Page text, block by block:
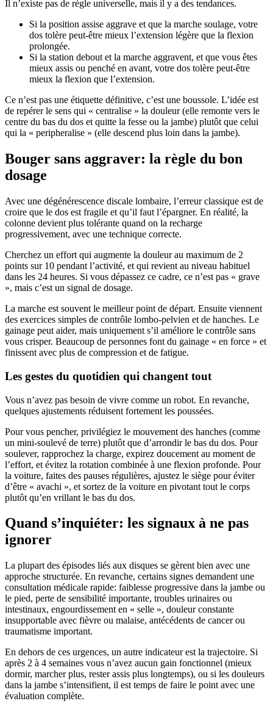
Il n’existe pas de règle universelle, mais il y a des tendances.
Si la position assise aggrave et que la marche soulage, votre
dos tolère peut-être mieux l’extension légère que la flexion
prolongée.
Si la station debout et la marche aggravent, et que vous êtes
mieux assis ou penché en avant, votre dos tolère peut-être
mieux la flexion que l’extension.
Ce n’est pas une étiquette définitive, c’est une boussole. L’idée est
de repérer le sens qui « centralise » la douleur (elle remonte vers le
centre du bas du dos et quitte la fesse ou la jambe) plutôt que celui
qui la « peripheralise » (elle descend plus loin dans la jambe).
Bouger sans aggraver: la règle du bon
dosage
Avec une dégénérescence discale lombaire, l’erreur classique est de
croire que le dos est fragile et qu’il faut l’épargner. En réalité, la
colonne devient plus tolérante quand on la recharge
progressivement, avec une technique correcte.
Cherchez un effort qui augmente la douleur au maximum de 2
points sur 10 pendant l’activité, et qui revient au niveau habituel
dans les 24 heures. Si vous dépassez ce cadre, ce n’est pas « grave
», mais c’est un signal de dosage.
La marche est souvent le meilleur point de départ. Ensuite viennent
des exercices simples de contrôle lombo-pelvien et de hanches. Le
gainage peut aider, mais uniquement s’il améliore le contrôle sans
vous crisper. Beaucoup de personnes font du gainage « en force » et
finissent avec plus de compression et de fatigue.
Les gestes du quotidien qui changent tout
Vous n’avez pas besoin de vivre comme un robot. En revanche,
quelques ajustements réduisent fortement les poussées.
Pour vous pencher, privilégiez le mouvement des hanches (comme
un mini-soulevé de terre) plutôt que d’arrondir le bas du dos. Pour
soulever, rapprochez la charge, expirez doucement au moment de
l’effort, et évitez la rotation combinée à une flexion profonde. Pour
la voiture, faites des pauses régulières, ajustez le siège pour éviter
d’être « avachi », et sortez de la voiture en pivotant tout le corps
plutôt qu’en vrillant le bas du dos.
Quand s’inquiéter: les signaux à ne pas
ignorer
La plupart des épisodes liés aux disques se gèrent bien avec une
approche structurée. En revanche, certains signes demandent une
consultation médicale rapide: faiblesse progressive dans la jambe ou
le pied, perte de sensibilité importante, troubles urinaires ou
intestinaux, engourdissement en « selle », douleur constante
insupportable avec fièvre ou malaise, antécédents de cancer ou
traumatisme important.
En dehors de ces urgences, un autre indicateur est la trajectoire. Si
après 2 à 4 semaines vous n’avez aucun gain fonctionnel (mieux
dormir, marcher plus, rester assis plus longtemps), ou si les douleurs
dans la jambe s’intensifient, il est temps de faire le point avec une
évaluation complète.